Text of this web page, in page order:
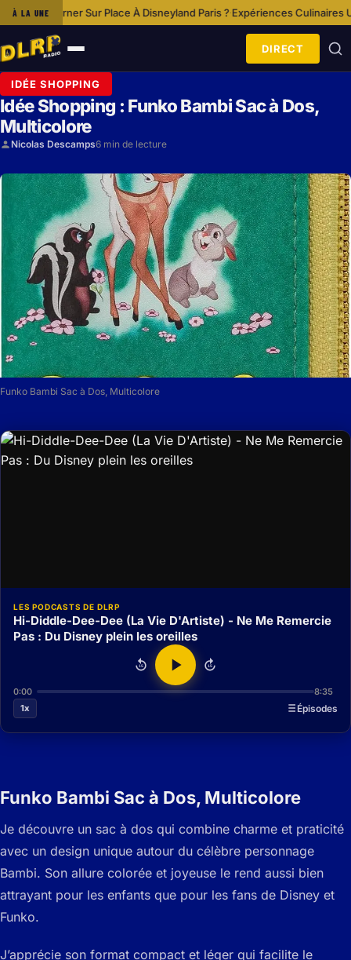
À LA UNE Paris ?·Expériences Culinaires Uniques Dans Le Parc
Ouvrir
le
menu
DIRECT
IDÉE SHOPPING
Idée Shopping : Funko Bambi Sac à Dos,
Multicolore
Nicolas Descamps6 min de lecture
Funko Bambi Sac à Dos, Multicolore
LES PODCASTS DE DLRP
Hi-Diddle-Dee-Dee (La Vie D'Artiste) - Ne Me Remercie
Pas : Du Disney plein les oreilles
15 15
0:00
8:35
1x
Épisodes
Funko Bambi Sac à Dos, Multicolore
Je découvre un sac à dos qui combine charme et praticité
avec un design unique autour du célèbre personnage
Bambi. Son allure colorée et joyeuse le rend aussi bien
attrayant pour les enfants que pour les fans de Disney et
Funko.
J’apprécie son format compact et léger qui facilite le